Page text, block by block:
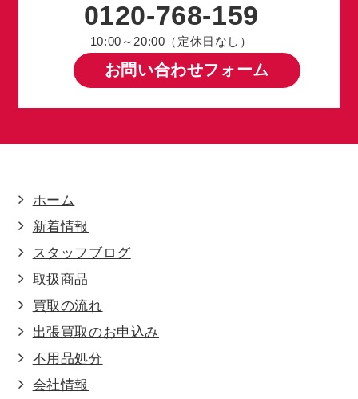
0120-768-159
10:00～20:00（定休日なし）
お問い合わせフォーム
ホーム
新着情報
スタッフブログ
取扱商品
買取の流れ
出張買取のお申込み
不用品処分
会社情報